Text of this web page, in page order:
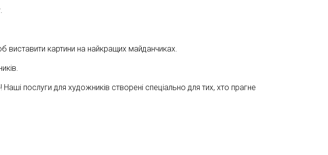
виставити картини на найкращих майданчиках.
послуги для художників створені спеціально для тих, хто прагне